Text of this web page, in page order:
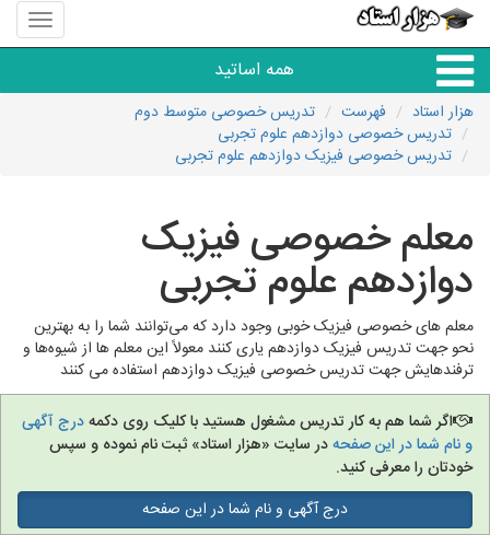
منوی
سایت
استاد
همه اساتید
همه آموزشگاه ها
زبان های خارجی
دانشگاه
کنکور و مشاوره
تدریس به کودکان
هزار استاد فهرست
تدریس خصوصی متوسط دوم
تدریس خصوصی دوازدهم علوم تجربی
تدریس خصوصی فیزیک دوازدهم علوم تجربی
معلم خصوصی فیزیک
دوازدهم علوم تجربی
معلم های خصوصی فیزیک خوبی وجود دارد که می‌توانند شما را به بهترین
نحو جهت تدریس فیزیک دوازدهم یاری کنند معولاً این معلم ها از شیوه‌ها و
ترفندهایش جهت تدریس خصوصی فیزیک دوازدهم استفاده می کنند
اگر شما هم به کار تدریس مشغول هستید با کلیک روی دکمهدرج آگهی
و نام شما در این صفحهدر سایت «هزار استاد» ثبت نام نموده و سپس
خودتان را معرفی کنید.
درج آگهی و نام شما در این صفحه